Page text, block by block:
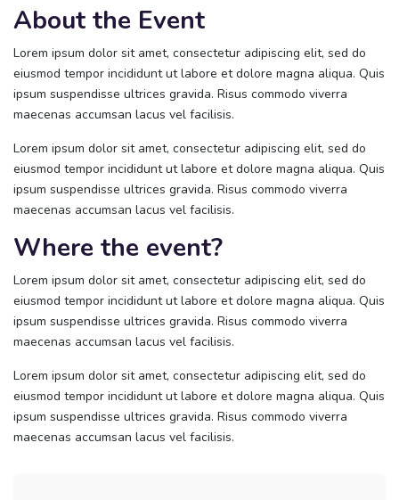
About the Event
Lorem ipsum dolor sit amet, consectetur adipiscing elit, sed do
eiusmod tempor incididunt ut labore et dolore magna aliqua. Quis
ipsum suspendisse ultrices gravida. Risus commodo viverra
maecenas accumsan lacus vel facilisis.
Lorem ipsum dolor sit amet, consectetur adipiscing elit, sed do
eiusmod tempor incididunt ut labore et dolore magna aliqua. Quis
ipsum suspendisse ultrices gravida. Risus commodo viverra
maecenas accumsan lacus vel facilisis.
Where the event?
Lorem ipsum dolor sit amet, consectetur adipiscing elit, sed do
eiusmod tempor incididunt ut labore et dolore magna aliqua. Quis
ipsum suspendisse ultrices gravida. Risus commodo viverra
maecenas accumsan lacus vel facilisis.
Lorem ipsum dolor sit amet, consectetur adipiscing elit, sed do
eiusmod tempor incididunt ut labore et dolore magna aliqua. Quis
ipsum suspendisse ultrices gravida. Risus commodo viverra
maecenas accumsan lacus vel facilisis.